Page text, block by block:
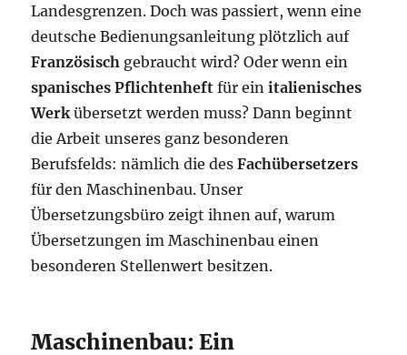
Landesgrenzen. Doch was passiert, wenn eine
deutsche Bedienungsanleitung plötzlich auf
Französisch gebraucht wird? Oder wenn ein
spanisches Pflichtenheft für einitalienisches
Werkübersetzt werden muss? Dann beginnt
die Arbeit unseres ganz besonderen
Berufsfelds: nämlich die desFachübersetzers
für den Maschinenbau. Unser
Übersetzungsbüro zeigt ihnen auf, warum
Übersetzungen im Maschinenbau einen
besonderen Stellenwert besitzen.
Maschinenbau: Ein